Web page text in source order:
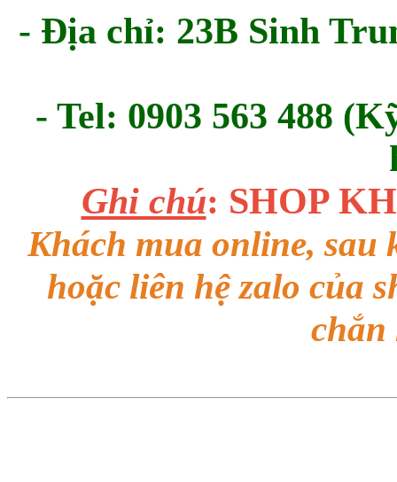
- Địa chỉ: 23B Sinh
- Tel: 0903 563 488
Ghi chú: SHOP
Khách mua online,
hoặc liên hệ zalo của
chắn